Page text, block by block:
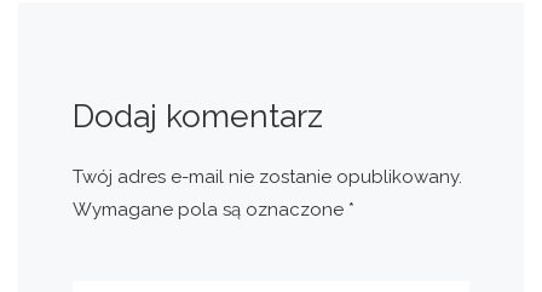
Dodaj komentarz
Twój adres e-mail nie zostanie opublikowany.
Wymagane pola są oznaczone *